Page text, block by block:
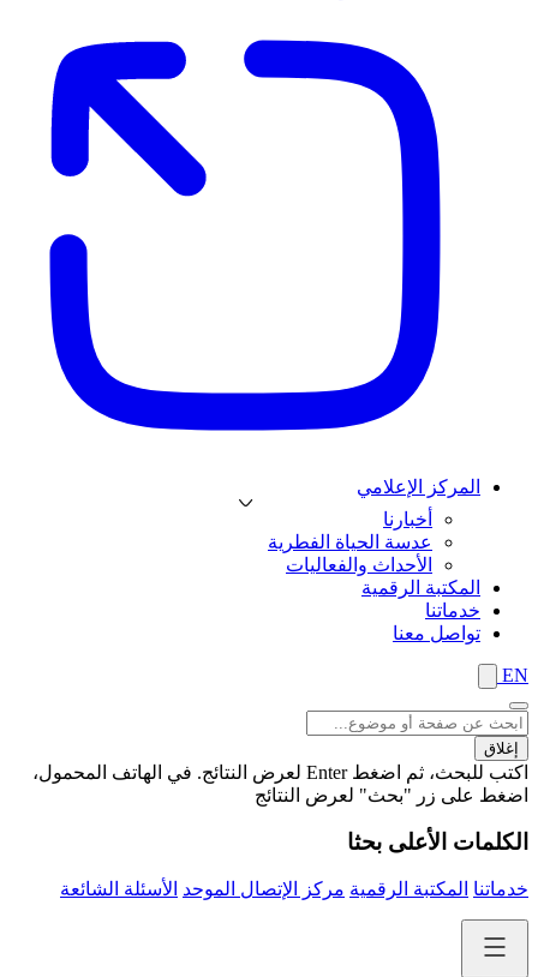
المركز الإعلامي
أخبارنا
عدسة الحياة الفطرية
الأحداث والفعاليات
المكتبة الرقمية
خدماتنا
تواصل معنا
EN
إغلاق
اكتب للبحث، ثم اضغط Enter لعرض النتائج. في الهاتف المحمول،
اضغط على زر "بحث" لعرض النتائج
الكلمات الأعلى بحثا
خدماتنا المكتبة الرقمية مركز الإتصال الموحد الأسئلة الشائعة